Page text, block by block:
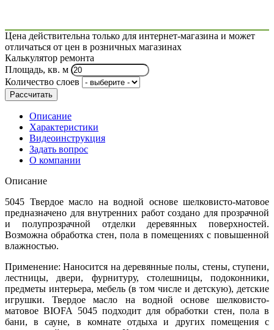
Цена действительна только для интернет-магазина и может
отличаться от цен в розничных магазинах
Калькулятор ремонта
Площадь, кв. м
Количество слоев
Рассчитать
Описание
Характеристики
Видеоинструкция
Задать вопрос
О компании
Описание
5045 Твердое масло на водной основе шелковисто-матовое
предназначено для внутренних работ создано для прозрачной
и полупрозрачной отделки деревянных поверхностей.
Возможна обработка стен, пола в помещениях с повышенной
влажностью.
Применение: Наносится на деревянные полы, стены, ступени,
лестницы, двери, фурнитуру, столешницы, подоконники,
предметы интерьера, мебель (в том числе и детскую), детские
игрушки. Твердое масло на водной основе шелковисто-
матовое BIOFA 5045 подходит для обработки стен, пола в
бани, в сауне, в комнате отдыха и других помещения с